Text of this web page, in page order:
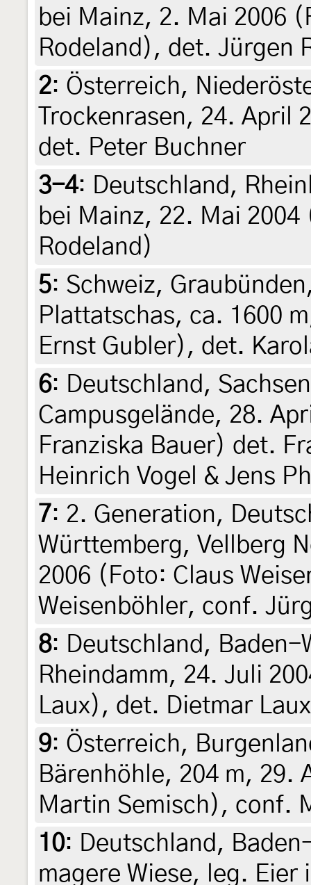
bei Mainz, 2. Mai 2006
Rodeland), det. Jürgen
2: Österreich,
Trockenrasen, 24.
det. Peter Buchner
3-4: Deutschland,
bei Mainz, 22. Mai
Rodeland)
5: Schweiz,
Plattatschas, ca. 1600
Ernst Gubler), det.
6: Deutschland,
Campusgelände, 28.
Franziska Bauer) det.
Heinrich Vogel & Jens
7: 2. Generation,
Württemberg, Vellberg
2006 (Foto: Claus
Weisenböhler, conf.
8: Deutschland,
Rheindamm, 24. Juli
Laux), det. Dietmar
9: Österreich,
Bärenhöhle, 204 m, 29.
Martin Semisch), conf.
10: Deutschland,
magere Wiese, leg. Eier